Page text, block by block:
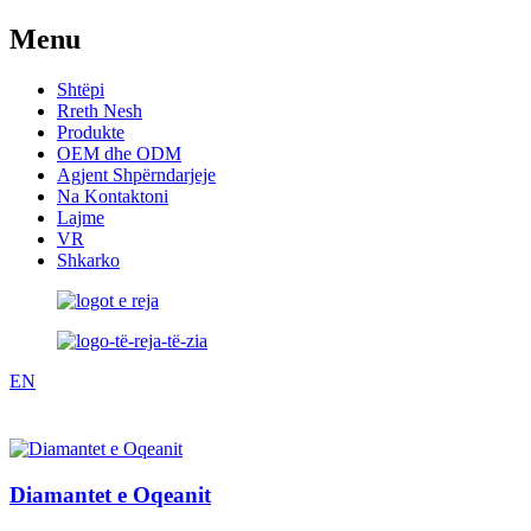
Menu
Shtëpi
Rreth Nesh
Produkte
OEM dhe ODM
Agjent Shpërndarjeje
Na Kontaktoni
Lajme
VR
Shkarko
EN
Diamantet e Oqeanit